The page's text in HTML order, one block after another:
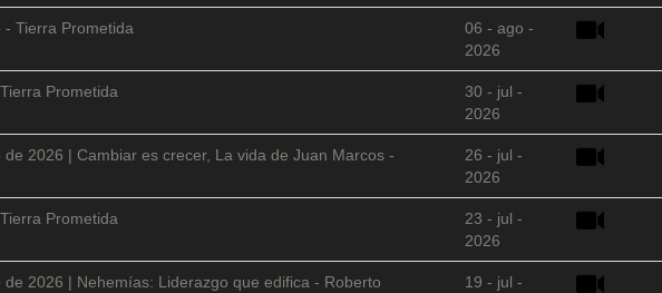
Tierra Prometida
06 - ago -
2026
Prometida
30 - jul -
2026
2026 | Cambiar es crecer, La vida de Juan Marcos -
26 - jul -
2026
Prometida
23 - jul -
2026
de 2026 | Nehemías: Liderazgo que edifica - Roberto
19 - jul -